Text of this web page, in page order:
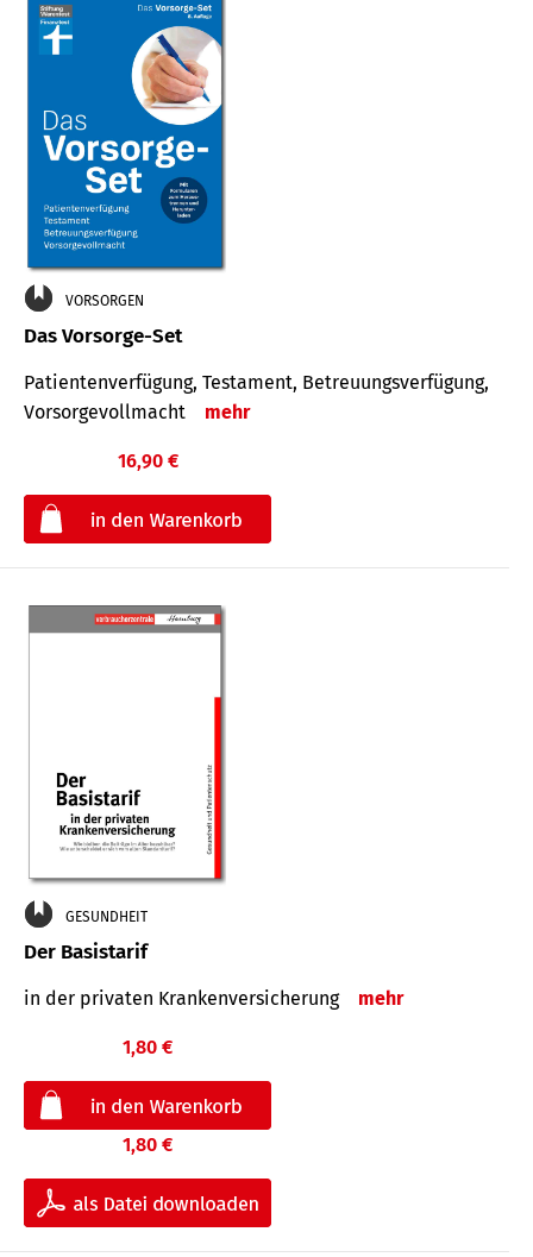
VORSORGEN
Das Vorsorge-Set
Patienten­ver­fügung, Testa­ment, Be­treuungs­verfü­gung,
Vor­sorge­voll­macht
mehr
16,90 €
GESUNDHEIT
Der Basistarif
in der privaten Kran­ken­ver­siche­rung mehr
1,80 €
1,80 €